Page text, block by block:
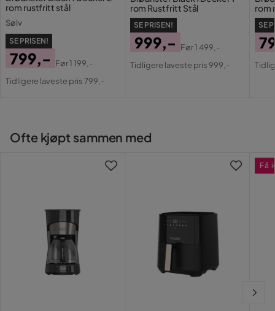
Vekt (kg): 1,68
rom rustfritt stål
Sølv
SE PRISEN!
Pris
799,-
Original
Før1 199,-
Tidligere laveste pris 799,-
rom Rustfritt Stål
SE PRISEN!
Pris
999,-
Original
Før1 499,-
Tidligere laveste pris 999,-
rom
SE
Ofte kjøpt sammen med
Få